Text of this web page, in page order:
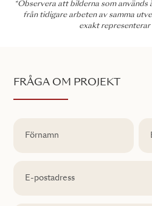
*Observera att bilderna som
från tidigare arbeten av samma
exakt representerar
FRÅGA OM PROJEKT